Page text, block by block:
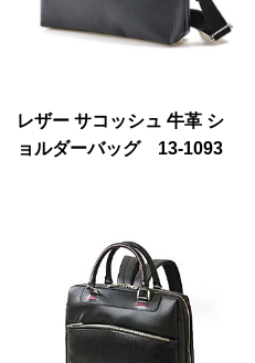
レザー サコッシュ 牛革 シ
ョルダーバッグ 13-1093